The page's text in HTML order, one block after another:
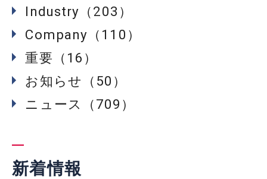
Industry（203）
Company（110）
重要（16）
お知らせ（50）
ニュース（709）
新着情報